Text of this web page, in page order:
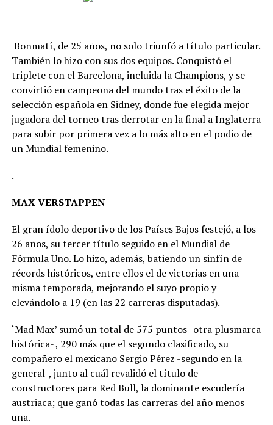
Bonmatí, de 25 años, no solo triunfó a título particular.
También lo hizo con sus dos equipos. Conquistó el
triplete con el Barcelona, incluida la Champions, y se
convirtió en campeona del mundo tras el éxito de la
selección española en Sidney, donde fue elegida mejor
jugadora del torneo tras derrotar en la final a Inglaterra
para subir por primera vez a lo más alto en el podio de
un Mundial femenino.
.
MAX VERSTAPPEN
El gran ídolo deportivo de los Países Bajos festejó, a los
26 años, su tercer título seguido en el Mundial de
Fórmula Uno. Lo hizo, además, batiendo un sinfín de
récords históricos, entre ellos el de victorias en una
misma temporada, mejorando el suyo propio y
elevándolo a 19 (en las 22 carreras disputadas).
‘Mad Max’ sumó un total de 575 puntos -otra plusmarca
histórica- , 290 más que el segundo clasificado, su
compañero el mexicano Sergio Pérez -segundo en la
general-, junto al cuál revalidó el título de
constructores para Red Bull, la dominante escudería
austriaca; que ganó todas las carreras del año menos
una.